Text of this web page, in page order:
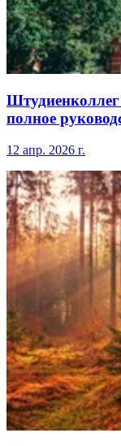
Штудиенколлег
полное
12 апр. 2026 г.